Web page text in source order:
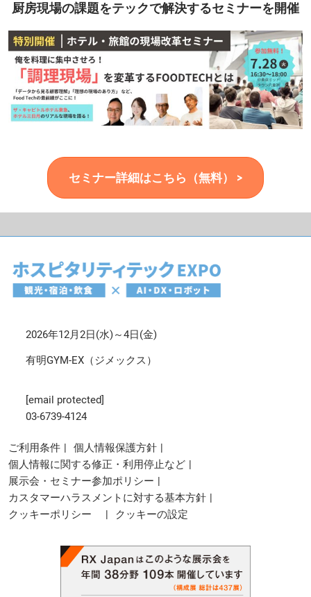
厨房現場の課題をテックで解決するセミナーを開催
セミナー詳細はこちら（無料） >
2026年12月2日(水)～4日(金)
有明GYM-EX（ジメックス）
[email protected]
03-6739-4124
ご利用条件
個人情報保護方針
個人情報に関する修正・利用停止など
展示会・セミナー参加ポリシー
カスタマーハラスメントに対する基本方針
クッキーポリシー
クッキーの設定